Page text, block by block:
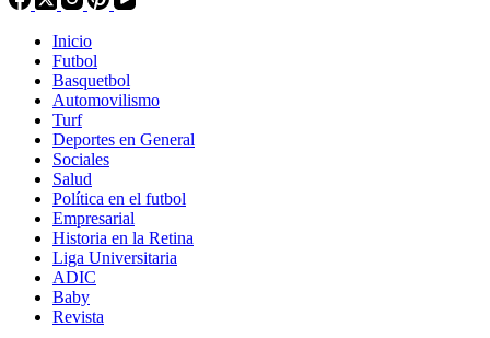
Inicio
Futbol
Basquetbol
Automovilismo
Turf
Deportes en General
Sociales
Salud
Política en el futbol
Empresarial
Historia en la Retina
Liga Universitaria
ADIC
Baby
Revista